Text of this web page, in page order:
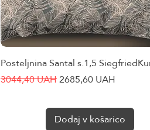
Hiter ogled
Posteljnina Santal s.1,5
Redna cena
3044,40 UAHCena na razprodaji
2685,60 UAH
Dodaj v košarico